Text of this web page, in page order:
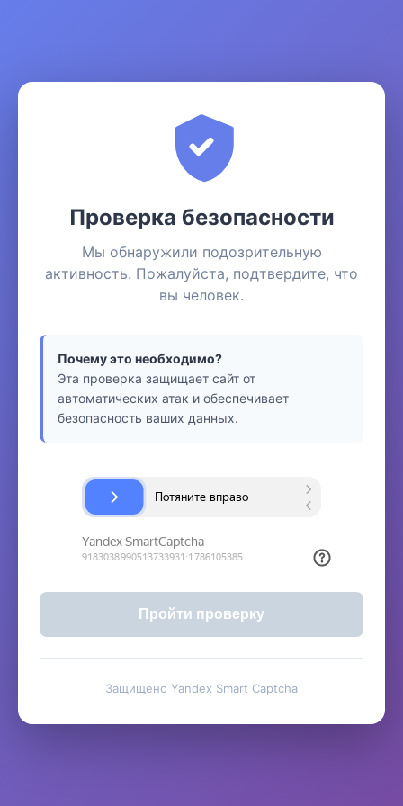
Проверка безопасности
Мы обнаружили подозрительную
активность. Пожалуйста, подтвердите, что
вы человек.
Почему это необходимо?
Эта проверка защищает сайт от
автоматических атак и обеспечивает
безопасность ваших данных.
Пройти проверку
Защищено Yandex Smart Captcha